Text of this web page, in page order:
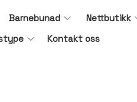
Barnebunad
Nettbutikk
Kontakt oss